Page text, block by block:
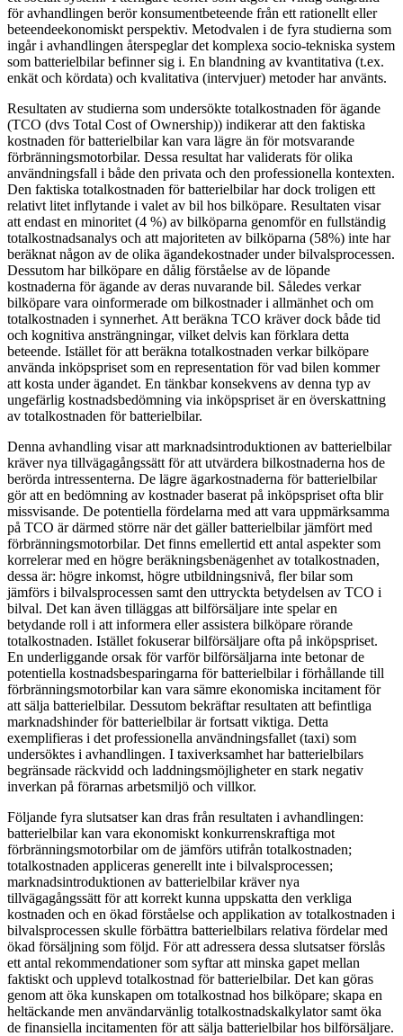
för avhandlingen berör konsumentbeteende från ett rationellt eller
beteendeekonomiskt perspektiv. Metodvalen i de fyra studierna som
ingår i avhandlingen återspeglar det komplexa socio-tekniska system
som batterielbilar befinner sig i. En blandning av kvantitativa (t.ex.
enkät och kördata) och kvalitativa (intervjuer) metoder har använts.
Resultaten av studierna som undersökte totalkostnaden för ägande
(TCO (dvs Total Cost of Ownership)) indikerar att den faktiska
kostnaden för batterielbilar kan vara lägre än för motsvarande
förbränningsmotorbilar. Dessa resultat har validerats för olika
användningsfall i både den privata och den professionella kontexten.
Den faktiska totalkostnaden för batterielbilar har dock troligen ett
relativt litet inflytande i valet av bil hos bilköpare. Resultaten visar
att endast en minoritet (4 %) av bilköparna genomför en fullständig
totalkostnadsanalys och att majoriteten av bilköparna (58%) inte har
beräknat någon av de olika ägandekostnader under bilvalsprocessen.
Dessutom har bilköpare en dålig förståelse av de löpande
kostnaderna för ägande av deras nuvarande bil. Således verkar
bilköpare vara oinformerade om bilkostnader i allmänhet och om
totalkostnaden i synnerhet. Att beräkna TCO kräver dock både tid
och kognitiva ansträngningar, vilket delvis kan förklara detta
beteende. Istället för att beräkna totalkostnaden verkar bilköpare
använda inköpspriset som en representation för vad bilen kommer
att kosta under ägandet. En tänkbar konsekvens av denna typ av
ungefärlig kostnadsbedömning via inköpspriset är en överskattning
av totalkostnaden för batterielbilar.
Denna avhandling visar att marknadsintroduktionen av batterielbilar
kräver nya tillvägagångssätt för att utvärdera bilkostnaderna hos de
berörda intressenterna. De lägre ägarkostnaderna för batterielbilar
gör att en bedömning av kostnader baserat på inköpspriset ofta blir
missvisande. De potentiella fördelarna med att vara uppmärksamma
på TCO är därmed större när det gäller batterielbilar jämfört med
förbränningsmotorbilar. Det finns emellertid ett antal aspekter som
korrelerar med en högre beräkningsbenägenhet av totalkostnaden,
dessa är: högre inkomst, högre utbildningsnivå, fler bilar som
jämförs i bilvalsprocessen samt den uttryckta betydelsen av TCO i
bilval. Det kan även tilläggas att bilförsäljare inte spelar en
betydande roll i att informera eller assistera bilköpare rörande
totalkostnaden. Istället fokuserar bilförsäljare ofta på inköpspriset.
En underliggande orsak för varför bilförsäljarna inte betonar de
potentiella kostnadsbesparingarna för batterielbilar i förhållande till
förbränningsmotorbilar kan vara sämre ekonomiska incitament för
att sälja batterielbilar. Dessutom bekräftar resultaten att befintliga
marknadshinder för batterielbilar är fortsatt viktiga. Detta
exemplifieras i det professionella användningsfallet (taxi) som
undersöktes i avhandlingen. I taxiverksamhet har batterielbilars
begränsade räckvidd och laddningsmöjligheter en stark negativ
inverkan på förarnas arbetsmiljö och villkor.
Följande fyra slutsatser kan dras från resultaten i avhandlingen:
batterielbilar kan vara ekonomiskt konkurrenskraftiga mot
förbränningsmotorbilar om de jämförs utifrån totalkostnaden;
totalkostnaden appliceras generellt inte i bilvalsprocessen;
marknadsintroduktionen av batterielbilar kräver nya
tillvägagångssätt för att korrekt kunna uppskatta den verkliga
kostnaden och en ökad förståelse och applikation av totalkostnaden i
bilvalsprocessen skulle förbättra batterielbilars relativa fördelar med
ökad försäljning som följd. För att adressera dessa slutsatser förslås
ett antal rekommendationer som syftar att minska gapet mellan
faktiskt och upplevd totalkostnad för batterielbilar. Det kan göras
genom att öka kunskapen om totalkostnad hos bilköpare; skapa en
heltäckande men användarvänlig totalkostnadskalkylator samt öka
de finansiella incitamenten för att sälja batterielbilar hos bilförsäljare.